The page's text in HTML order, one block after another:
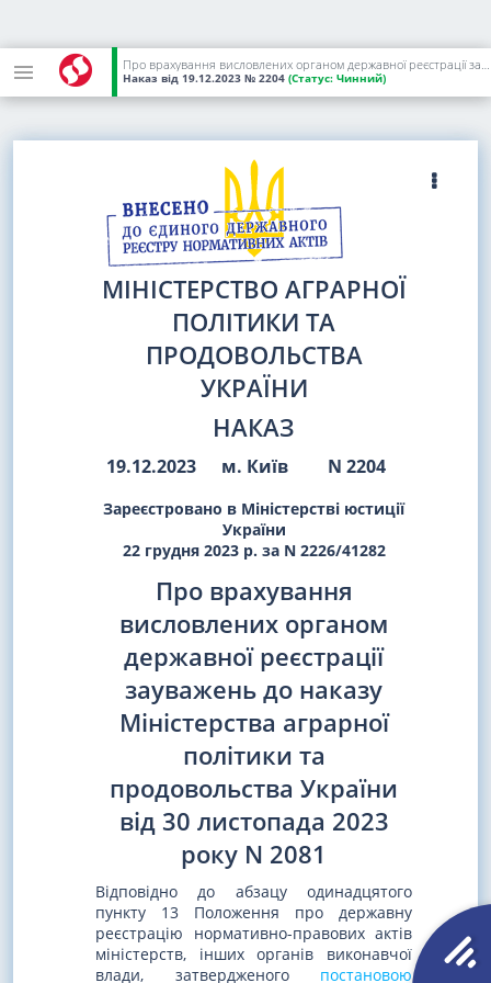
Про врахування висловлених органом державної реєстрації зауважень до наказу Міністерства аграрної політики та продовольства України від 30 листопада 2023 року N 2081
Наказ від 19.12.2023 № 2204 (Статус: Чинний)
МІНІСТЕРСТВО АГРАРНОЇ
ПОЛІТИКИ ТА
ПРОДОВОЛЬСТВА
УКРАЇНИ
НАКАЗ
19.12.2023 м. Київ N 2204
Зареєстровано в Міністерстві юстиції
України
22 грудня 2023 р. за N 2226/41282
Про врахування
висловлених органом
державної реєстрації
зауважень до наказу
Міністерства аграрної
політики та
продовольства України
від 30 листопада 2023
року N 2081
Відповідно до абзацу одинадцятого
пункту 13 Положення про державну
реєстрацію нормативно-правових актів
міністерств, інших органів виконавчої
влади, затвердженого постановою